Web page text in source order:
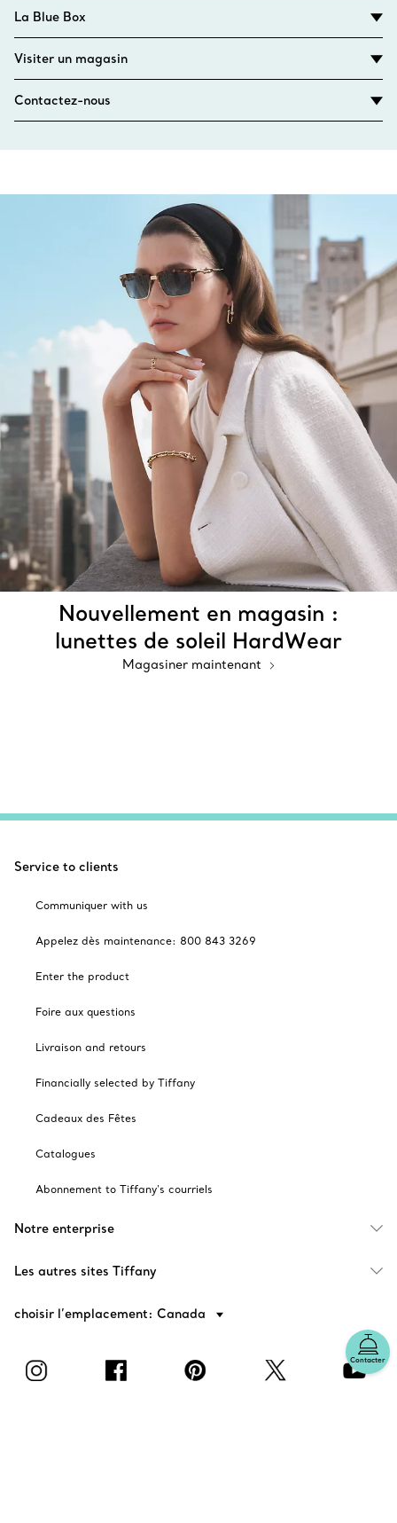
La Blue Box
Visiter un magasin
Contactez-nous
Nouvellement en magasin :
lunettes de soleil HardWear
Magasiner maintenant
Contacter
Service to clients
Communiquer with us
Appelez dès maintenance: 800 843 3269
Enter the product
Foire aux questions
Livraison and retours
Financially selected by Tiffany
Cadeaux des Fêtes
Catalogues
Abonnement to Tiffany's courriels
Notre enterprise
Les autres sites Tiffany
choisir l’emplacement: Canada